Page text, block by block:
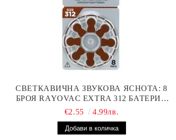
СВЕТКАВИЧНА ЗВУКОВА ЯСНОТА: 8
БРОЯ RAYOVAC EXTRA 312 БАТЕРИИ
ЗА СЛУХОВ АПАРАТ С НАЙ-ДОБРАТА
€2.55 4.99лв.